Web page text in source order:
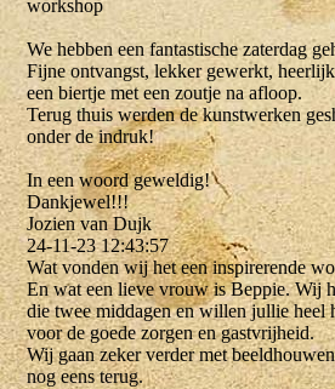
workshop
We hebben een fantastische zaterdag
Fijne ontvangst, lekker gewerkt,
een biertje met een zoutje na afloop.
Terug thuis werden de kunstwerken
onder de indruk!
In een woord geweldig!
Dankjewel!!!
Jozien van Dujk
24-11-23 12:43:57
Wat vonden wij het een inspirerende
En wat een lieve vrouw is Beppie. Wij
die twee middagen en willen jullie heel
voor de goede zorgen en gastvrijheid.
Wij gaan zeker verder met
nog eens terug.